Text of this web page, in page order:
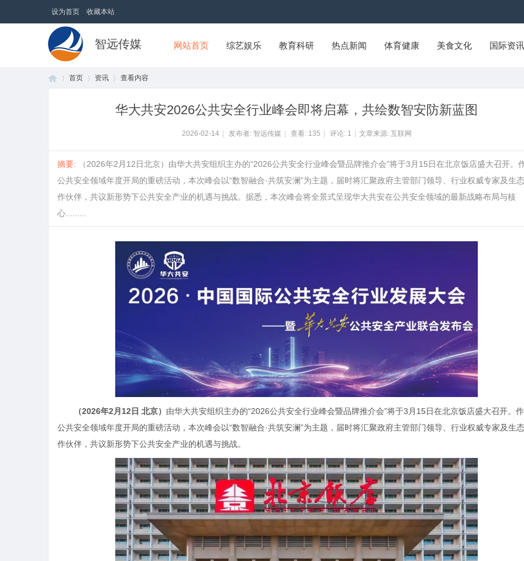
设为首页 收藏本站
智远传媒 网站首页 综艺娱乐 教育科研 热点新闻 体育健康 美食文化 国际资讯
首页 资讯 查看内容
华大共安2026公共安全行业峰会即将启幕，共绘数智安防新蓝图
2026-02-14 发布者: 智远传媒 查看: 135 评论: 1 文章来源: 互联网
摘要: （2026年2月12日北京）由华大共安组织主办的“2026公共安全行业峰会暨品牌推介会”将于3月15日在北京饭店盛大召开。
公共安全领域年度开局的重磅活动，本次峰会以“数智融合·共筑安澜”为主题，届时将汇聚政府主管部门领导、行业权威专家及生
作伙伴，共议新形势下公共安全产业的机遇与挑战。据悉，本次峰会将全景式呈现华大共安在公共安全领域的最新战略布局与核
心.........
（2026年2月12日 北京） 由华大共安组织主办的“2026公共安全行业峰会暨品牌推介会”将于3月15日在北京饭店盛大召开。
公共安全领域年度开局的重磅活动，本次峰会以“数智融合·共筑安澜”为主题，届时将汇聚政府主管部门领导、行业权威专家及生
作伙伴，共议新形势下公共安全产业的机遇与挑战。